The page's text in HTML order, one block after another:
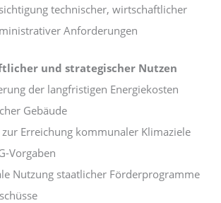
technischer, wirtschaftlicher
Anforderungen
und strategischer Nutzen
der langfristigen Energiekosten
Gebäude
zur Erreichung kommunaler Klimaziele
Vorgaben
Nutzung staatlicher Förderprogramme